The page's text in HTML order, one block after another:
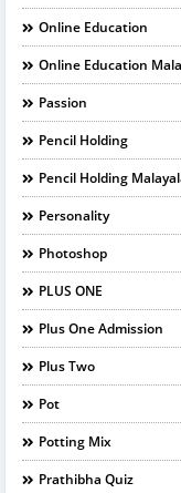
Online Education
Online Education
Passion
Pencil Holding
Pencil Holding
Personality
Photoshop
PLUS ONE
Plus One Admission
Plus Two
Pot
Potting Mix
Prathibha Quiz